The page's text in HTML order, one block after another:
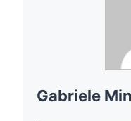
Gabriele